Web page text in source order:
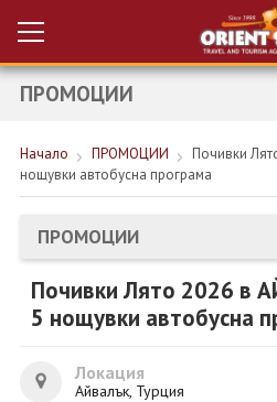
Вход за агенти
РАННИ ЗАПИСВАНИЯ ТУРЦИЯ
НОВА ГОДИНА ТУРЦИЯ
НОВА ГОДИНА
ПОЧИВКИ
ЕКЗОТИКА
ПРОМОЦИИ
Начало ПРОМОЦИИ
Почивки
нощувки автобусна програма
ПРОМОЦИИ
Почивки Лято 2026 в
5 нощувки автобусна
Локация
Айвалък, Турция